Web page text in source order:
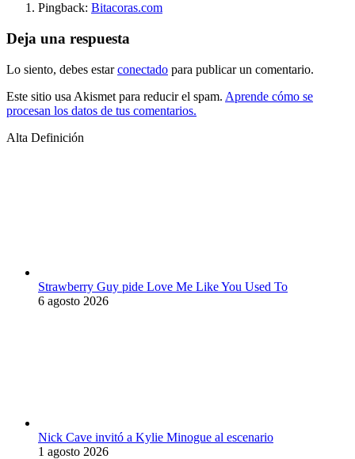
Pingback: Bitacoras.com
Deja una respuesta
Lo siento, debes estarconectado para publicar un comentario.
Este sitio usa Akismet para reducir el spam. Aprende cómo se
procesan los datos de tus comentarios.
Alta Definición
Strawberry Guy pide Love Me Like You Used To
6 agosto 2026
Nick Cave invitó a Kylie Minogue al escenario
1 agosto 2026